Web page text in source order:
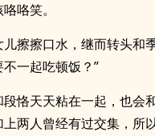
咯笑。
擦擦口水，继而转头和
一起吃顿饭？”
恪天天粘在一起，也会
两人曾经有过交集，所